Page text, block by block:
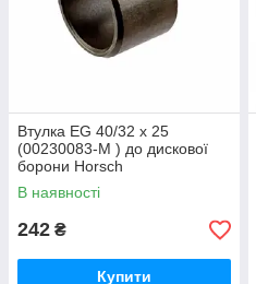
Втулка EG 40/32 x 25
(00230083-M ) до дискової
борони Horsch
В наявності
242 ₴
Купити